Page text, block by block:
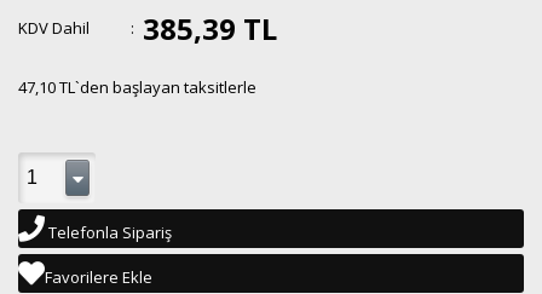
KDV Dahil : 385,39 TL
47,10 TL`den başlayan taksitlerle
Telefonla Sipariş
Favorilere Ekle